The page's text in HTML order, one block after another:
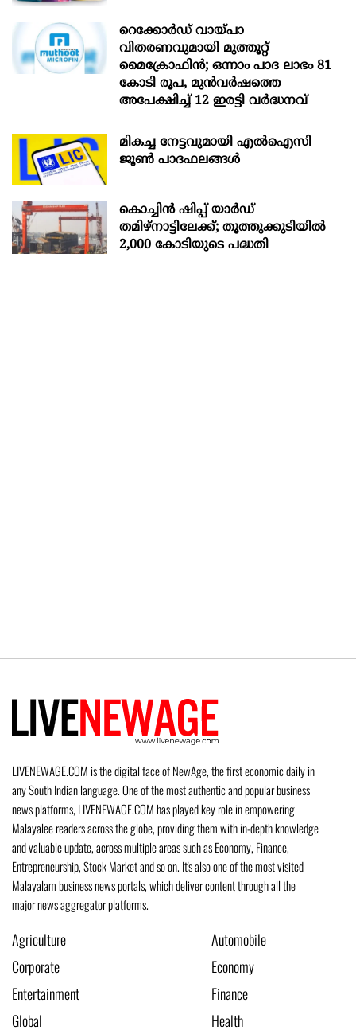
റെക്കോർഡ് വായ്പാ
വിതരണവുമായി മുത്തൂറ്റ്
മൈക്രോഫിൻ; ഒന്നാം പാദ ലാഭം 81
കോടി രൂപ, മുൻവർഷത്തെ
അപേക്ഷിച്ച് 12 ഇരട്ടി വർദ്ധനവ്
മികച്ച നേട്ടവുമായി എൽഐസി
ജൂൺ പാദഫലങ്ങൾ
കൊച്ചിന്‍ ഷിപ്പ് യാർഡ്
തമിഴ്നാട്ടിലേക്ക്; തൂത്തുക്കുടിയിൽ
2,000 കോടിയുടെ പദ്ധതി
LIVENEWAGE.COM is the digital face of NewAge, the first economic daily in
any South Indian language. One of the most authentic and popular business
news platforms, LIVENEWAGE.COM has played key role in empowering
Malayalee readers across the globe, providing them with in-depth knowledge
and valuable update, across multiple areas such as Economy, Finance,
Entrepreneurship, Stock Market and so on. It's also one of the most visited
Malayalam business news portals, which deliver content through all the
major news aggregator platforms.
Agriculture
Automobile
Corporate
Economy
Entertainment
Finance
Global
Health